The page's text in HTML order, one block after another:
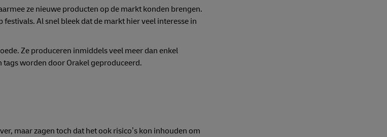
ze nieuwe producten op de markt konden brengen.
Al snel bleek dat de markt hier veel interesse in
Ze produceren inmiddels veel meer dan enkel
worden door Orakel geproduceerd.
maar zagen toch dat het ook risico’s kon inhouden om